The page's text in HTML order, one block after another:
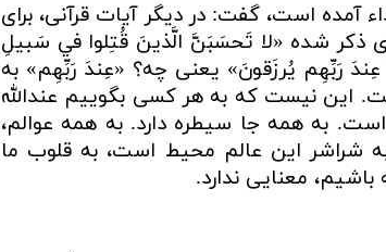
آمده است، گفت: در دیگر آیات قرآنی، برای
ذکر شده «لا تَحسَبَنَّ الَّذينَ قُتِلوا في سَبيلِ
عِندَ رَبِّهِم يُرزَقونَ» یعنی چه؟ «عِندَ رَبِّهِم» به
این نیست که به هر کسی بگوییم عندالله
به همه جا سیطره دارد. به همه عوالم،
شراشر این عالم محیط است، به قلوب ما
معنایی ندارد.